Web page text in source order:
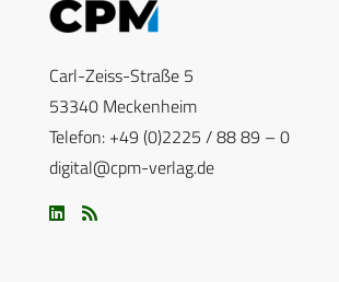
Carl-Zeiss-Straße 5
53340 Meckenheim
Telefon: +49 (0)2225 / 88 89 – 0
digital@cpm-verlag.de